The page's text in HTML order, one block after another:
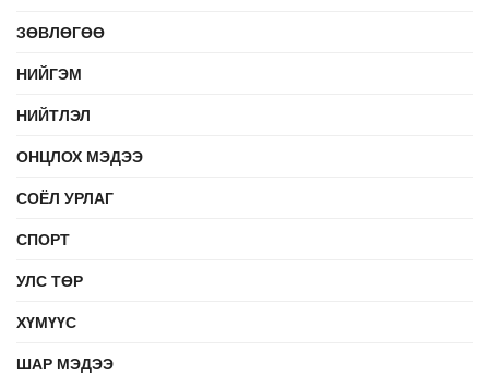
ЗӨВЛӨГӨӨ
НИЙГЭМ
НИЙТЛЭЛ
ОНЦЛОХ МЭДЭЭ
СОЁЛ УРЛАГ
СПОРТ
УЛС ТӨР
ХҮМҮҮС
ШАР МЭДЭЭ